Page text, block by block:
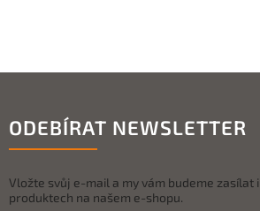
ODEBÍRAT NEWSLETTER
Vložte svůj e-mail a my vám budeme zasílat
produktech na našem e-shopu.